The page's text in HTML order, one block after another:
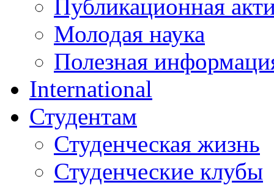
Публикационная
Молодая наука
Полезная
International
Студентам
Студенческая жизнь
Студенческие клубы